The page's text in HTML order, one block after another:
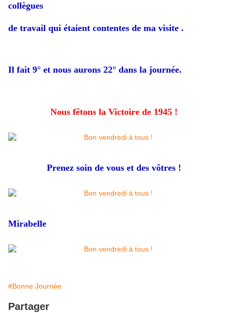
collègues
de travail qui étaient contentes de ma visite .
Il fait 9° et nous aurons 22° dans la journée.
Nous fêtons la Victoire de 1945 !
Prenez soin de vous et des vôtres !
Mirabelle
#Bonne Journée
Partager